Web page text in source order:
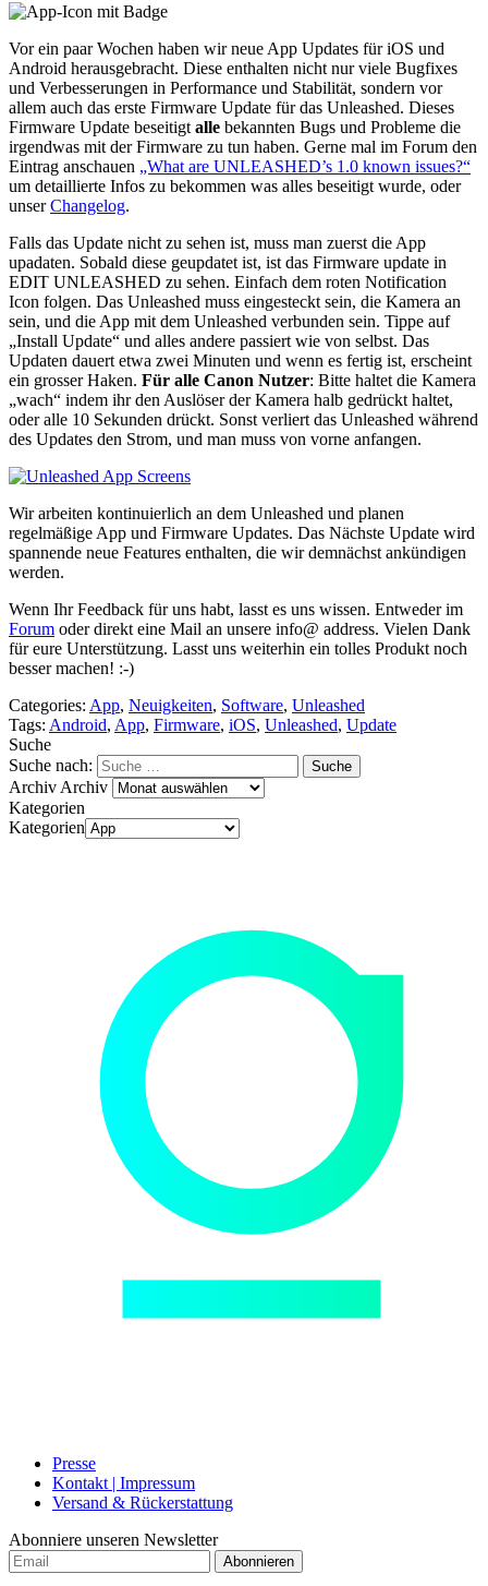
Vor ein paar Wochen haben wir neue App Updates für iOS und
Android herausgebracht. Diese enthalten nicht nur viele Bugfixes
und Verbesserungen in Performance und Stabilität, sondern vor
allem auch das erste Firmware Update für das Unleashed. Dieses
Firmware Update beseitigtalle bekannten Bugs und Probleme die
irgendwas mit der Firmware zu tun haben. Gerne mal im Forum den
Eintrag anschauen „What are UNLEASHED’s 1.0 known issues?“
um detaillierte Infos zu bekommen was alles beseitigt wurde, oder
unserChangelog.
Falls das Update nicht zu sehen ist, muss man zuerst die App
upadaten. Sobald diese geupdatet ist, ist das Firmware update in
EDIT UNLEASHED zu sehen. Einfach dem roten Notification
Icon folgen. Das Unleashed muss eingesteckt sein, die Kamera an
sein, und die App mit dem Unleashed verbunden sein. Tippe auf
„Install Update“ und alles andere passiert wie von selbst. Das
Updaten dauert etwa zwei Minuten und wenn es fertig ist, erscheint
ein grosser Haken. Für alle Canon Nutzer: Bitte haltet die Kamera
„wach“ indem ihr den Auslöser der Kamera halb gedrückt haltet,
oder alle 10 Sekunden drückt. Sonst verliert das Unleashed während
des Updates den Strom, und man muss von vorne anfangen.
Wir arbeiten kontinuierlich an dem Unleashed und planen
regelmäßige App und Firmware Updates. Das Nächste Update wird
spannende neue Features enthalten, die wir demnächst ankündigen
werden.
Wenn Ihr Feedback für uns habt, lasst es uns wissen. Entweder im
Forum oder direkt eine Mail an unsere info@ address. Vielen Dank
für eure Unterstützung. Lasst uns weiterhin ein tolles Produkt noch
besser machen! :-)
Categories: App, Neuigkeiten, Software, Unleashed
Tags: Android, App, Firmware, iOS, Unleashed, Update
Suche
Suche nach:
ArchivArchiv
Kategorien
Kategorien
Presse
Kontakt | Impressum
Versand & Rückerstattung
Abonniere unseren Newsletter
Abonnieren